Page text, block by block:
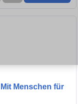
Menschen für